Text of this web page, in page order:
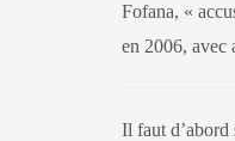
Fofana, «
en 2006, avec
Il faut d’abord